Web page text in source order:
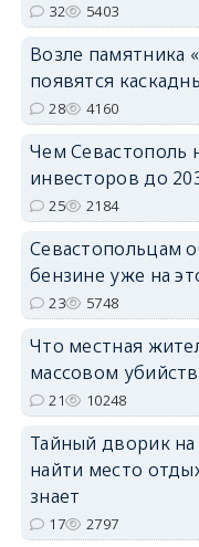
32 5403
Возле памятника
появятся
28 4160
Чем Севастополь
инвесторов до
25 2184
Севастопольцам
бензине уже на
23 5748
Что местная
массовом
21 10248
Тайный дворик
найти место
знает
17 2797